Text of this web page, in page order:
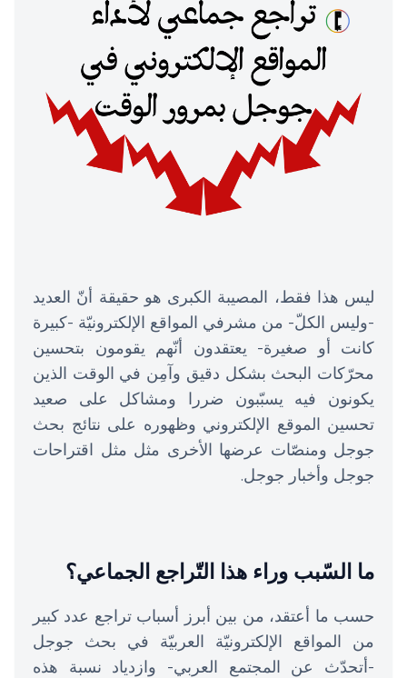
ليس هذا فقط، المصيبة الكبرى هو حقيقة أنّ العديد
-وليس الكلّ- من مشرفي المواقع الإلكترونيّة -كبيرة
كانت أو صغيرة- يعتقدون أنّهم يقومون بتحسين
محرّكات البحث بشكل دقيق وآمِن في الوقت الذين
يكونون فيه يسبّبون ضررا ومشاكل على صعيد
تحسين الموقع الإلكتروني وظهوره على نتائج بحث
جوجل ومنصّات عرضها الأخرى مثل مثل اقتراحات
جوجل وأخبار جوجل.
ما السّبب وراء هذا التّراجع الجماعي؟
حسب ما أعتقد، من بين أبرز أسباب تراجع عدد كبير
من المواقع الإلكترونيّة العربيّة في بحث جوجل
-أتحدّث عن المجتمع العربي- وازدياد نسبة هذه